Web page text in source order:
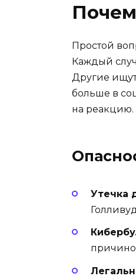
Простой
Каждый
Другие
больше в
на реакцию.
Утечка